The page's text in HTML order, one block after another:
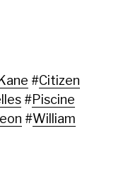
#Citizen
#Piscine
#William